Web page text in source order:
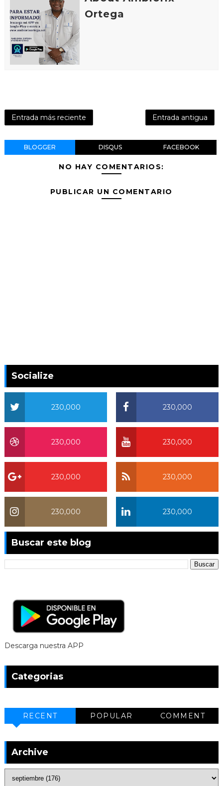
Ortega
Entrada más reciente Entrada antigua
BLOGGER DISQUS FACEBOOK
NO HAY COMENTARIOS:
PUBLICAR UN COMENTARIO
Socialize
230,000
230,000
230,000
230,000
230,000
230,000
230,000
230,000
Buscar este blog
Descarga nuestra APP
Categorias
RECENT POPULAR COMMENT
Archive